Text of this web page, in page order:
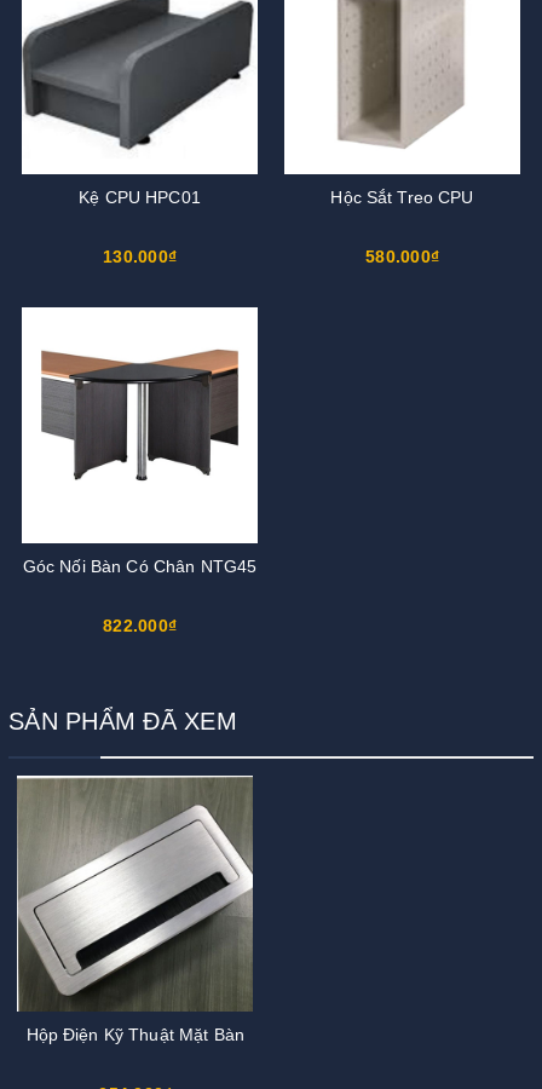
Kệ CPU HPC01
130.000₫
Hộc Sắt Treo CPU
580.000₫
Góc Nối Bàn Có Chân NTG45
822.000₫
SẢN PHẨM ĐÃ XEM
Hộp Điện Kỹ Thuật Mặt Bàn